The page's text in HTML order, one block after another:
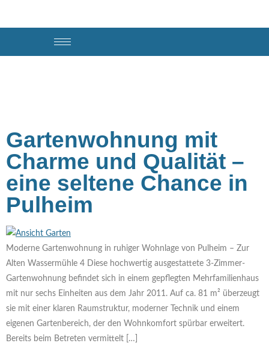
Gartenwohnung mit
Charme und Qualität –
eine seltene Chance in
Pulheim
Moderne Gartenwohnung in ruhiger Wohnlage von Pulheim – Zur
Alten Wassermühle 4 Diese hochwertig ausgestattete 3-Zimmer-
Gartenwohnung befindet sich in einem gepflegten Mehrfamilienhaus
mit nur sechs Einheiten aus dem Jahr 2011. Auf ca. 81 m² überzeugt
sie mit einer klaren Raumstruktur, moderner Technik und einem
eigenen Gartenbereich, der den Wohnkomfort spürbar erweitert.
Bereits beim Betreten vermittelt […]